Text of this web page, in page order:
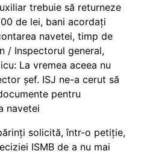
trebuie să returneze
de lei, bani acordați
navetei, timp de
/ Inspectorul general,
La vremea aceea nu
șef. ISJ ne-a cerut să
pentru
navetei
solicită, într-o petiție,
ISMB de a nu mai